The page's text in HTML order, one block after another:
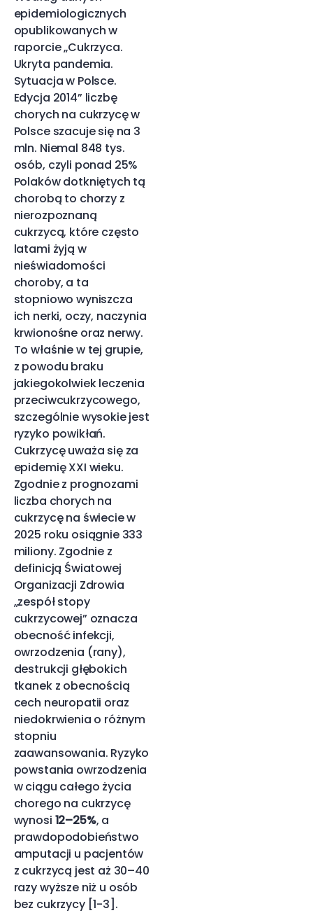
epidemiologicznych
opublikowanych w
raporcie „Cukrzyca.
Ukryta pandemia.
Sytuacja w Polsce.
Edycja 2014” liczbę
chorych na cukrzycę w
Polsce szacuje się na 3
mln. Niemal 848 tys.
osób, czyli ponad 25%
Polaków dotkniętych tą
chorobą to chorzy z
nierozpoznaną
cukrzycą, które często
latami żyją w
nieświadomości
choroby, a ta
stopniowo wyniszcza
ich nerki, oczy, naczynia
krwionośne oraz nerwy.
To właśnie w tej grupie,
z powodu braku
jakiegokolwiek leczenia
przeciwcukrzycowego,
szczególnie wysokie jest
ryzyko powikłań.
Cukrzycę uważa się za
epidemię XXI wieku.
Zgodnie z prognozami
liczba chorych na
cukrzycę na świecie w
2025 roku osiągnie 333
miliony. Zgodnie z
definicją Światowej
Organizacji Zdrowia
„zespół stopy
cukrzycowej” oznacza
obecność infekcji,
owrzodzenia (rany),
destrukcji głębokich
tkanek z obecnością
cech neuropatii oraz
niedokrwienia o różnym
stopniu
zaawansowania. Ryzyko
powstania owrzodzenia
w ciągu całego życia
chorego na cukrzycę
wynosi 12–25%, a
prawdopodobieństwo
amputacji u pacjentów
z cukrzycą jest aż 30–40
razy wyższe niż u osób
bez cukrzycy [1-3].